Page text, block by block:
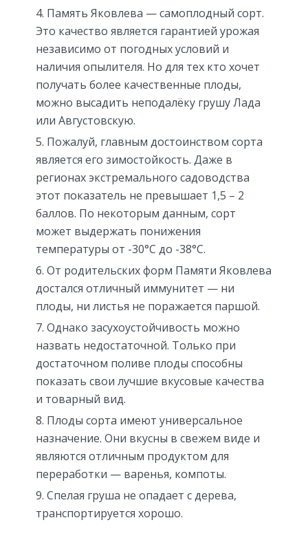
Память Яковлева — самоплодный сорт.
Это качество является гарантией урожая
независимо от погодных условий и
наличия опылителя. Но для тех кто хочет
получать более качественные плоды,
можно высадить неподалёку грушу Лада
или Августовскую.
Пожалуй, главным достоинством сорта
является его зимостойкость. Даже в
регионах экстремального садоводства
этот показатель не превышает 1,5 – 2
баллов. По некоторым данным, сорт
может выдержать понижения
температуры от -30°С до -38°С.
От родительских форм Памяти Яковлева
достался отличный иммунитет — ни
плоды, ни листья не поражается паршой.
Однако засухоустойчивость можно
назвать недостаточной. Только при
достаточном поливе плоды способны
показать свои лучшие вкусовые качества
и товарный вид.
Плоды сорта имеют универсальное
назначение. Они вкусны в свежем виде и
являются отличным продуктом для
переработки — варенья, компоты.
Спелая груша не опадает с дерева,
транспортируется хорошо.